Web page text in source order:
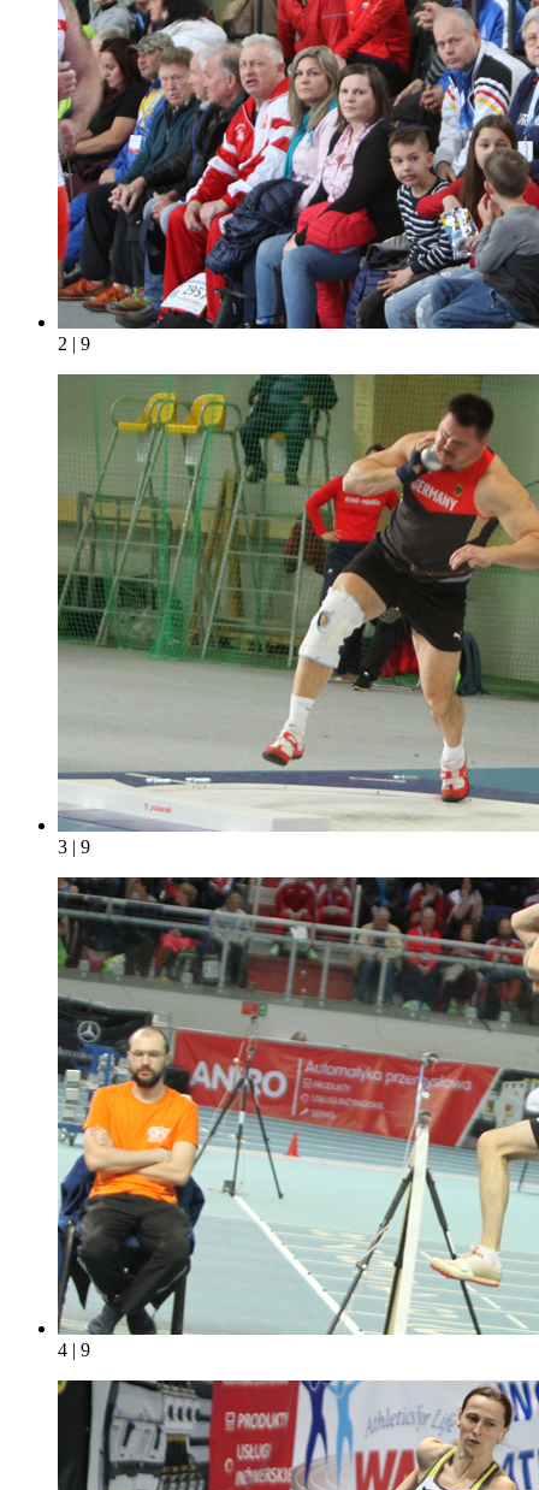
2 | 9
3 | 9
4 | 9